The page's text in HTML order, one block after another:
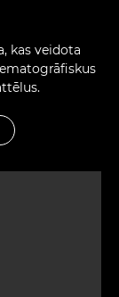
kas veidota